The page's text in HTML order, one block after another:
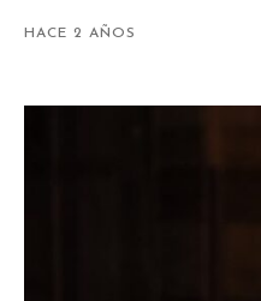
HACE 2 AÑOS